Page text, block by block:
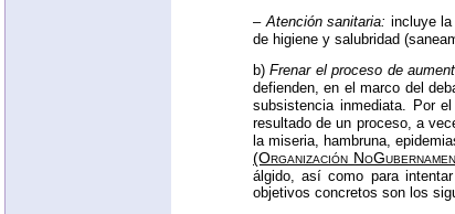
–Atención sanitaria: incluye
de higiene y salubridad
b)Frenar el proceso de
defienden, en el marco del
subsistencia inmediata. Por
resultado de un proceso, a
la miseria, hambruna,
(Organización
álgido, así como para
objetivos concretos son los